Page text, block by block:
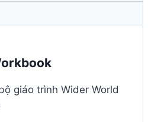
giáo trình Wider World